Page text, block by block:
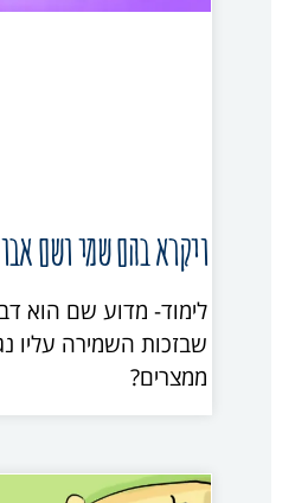
ויקרא בהם שמי ושם
לימוד- מדוע שם הוא
שבזכות השמירה עליו
ממצרים?